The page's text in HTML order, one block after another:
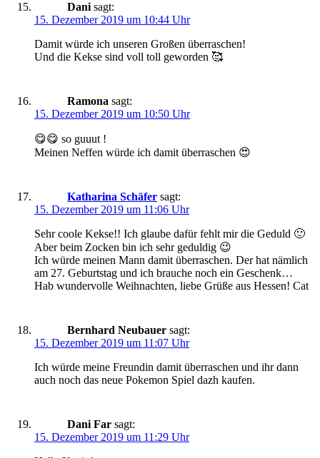
Dani sagt:
15. Dezember 2019 um 10:44 Uhr
Damit würde ich unseren Großen überraschen!
Und die Kekse sind voll toll geworden 🥰
Ramona sagt:
15. Dezember 2019 um 10:50 Uhr
😋😋 so guuut !
Meinen Neffen würde ich damit überraschen 😍
Katharina Schäfer sagt:
15. Dezember 2019 um 11:06 Uhr
Sehr coole Kekse!! Ich glaube dafür fehlt mir die Geduld 🙂
Aber beim Zocken bin ich sehr geduldig 😉
Ich würde meinen Mann damit überraschen. Der hat nämlich
am 27. Geburtstag und ich brauche noch ein Geschenk…
Hab wundervolle Weihnachten, liebe Grüße aus Hessen! Cat
Bernhard Neubauer sagt:
15. Dezember 2019 um 11:07 Uhr
Ich würde meine Freundin damit überraschen und ihr dann
auch noch das neue Pokemon Spiel dazh kaufen.
Dani Far sagt:
15. Dezember 2019 um 11:29 Uhr